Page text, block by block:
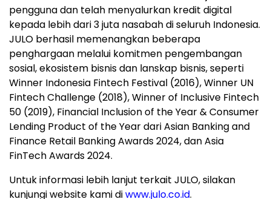
pengguna dan telah menyalurkan kredit digital
kepada lebih dari 3 juta nasabah di seluruh Indonesia.
JULO berhasil memenangkan beberapa
penghargaan melalui komitmen pengembangan
sosial, ekosistem bisnis dan lanskap bisnis, seperti
Winner Indonesia Fintech Festival (2016), Winner UN
Fintech Challenge (2018), Winner of Inclusive Fintech
50 (2019), Financial Inclusion of the Year & Consumer
Lending Product of the Year dari Asian Banking and
Finance Retail Banking Awards 2024, dan Asia
FinTech Awards 2024.
Untuk informasi lebih lanjut terkait JULO, silakan
kunjungi website kami diwww.julo.co.id.